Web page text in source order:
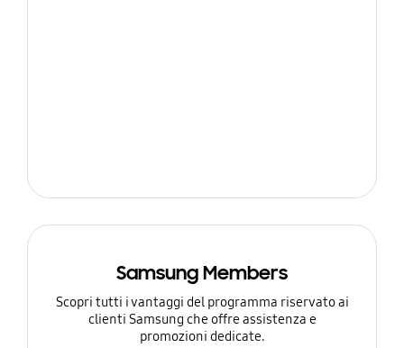
Samsung Members
Scopri tutti i vantaggi del programma riservato ai
clienti Samsung che offre assistenza e
promozioni dedicate.